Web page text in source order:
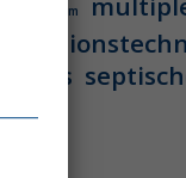
mikrobiom
sepsis